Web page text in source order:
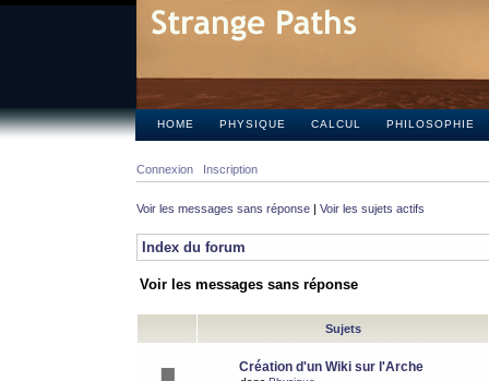
HOME PHYSIQUE CALCUL PHILOSOPHIE
Connexion Inscription
Voir les messages sans réponse | Voir les sujets actifs
Index du forum
Voir les messages sans réponse
Sujets
Création d'un Wiki sur l'Arche